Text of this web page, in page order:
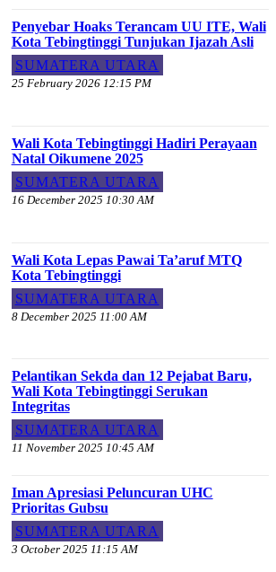
Penyebar Hoaks Terancam UU ITE, Wali
Kota Tebingtinggi Tunjukan Ijazah Asli
SUMATERA UTARA
25 February 2026 12:15 PM
Wali Kota Tebingtinggi Hadiri Perayaan
Natal Oikumene 2025
SUMATERA UTARA
16 December 2025 10:30 AM
Wali Kota Lepas Pawai Ta’aruf MTQ
Kota Tebingtinggi
SUMATERA UTARA
8 December 2025 11:00 AM
Pelantikan Sekda dan 12 Pejabat Baru,
Wali Kota Tebingtinggi Serukan
Integritas
SUMATERA UTARA
11 November 2025 10:45 AM
Iman Apresiasi Peluncuran UHC
Prioritas Gubsu
SUMATERA UTARA
3 October 2025 11:15 AM